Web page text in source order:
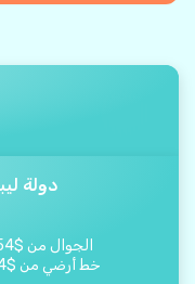
دولة
الجوال من $
خط أرضي من $